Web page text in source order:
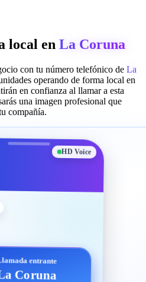
local en La Coruna
con tu número telefónico de La
operando de forma local en
en confianza al llamar a esta
una imagen profesional que
compañía.
HD Voice
entrante
Coruna